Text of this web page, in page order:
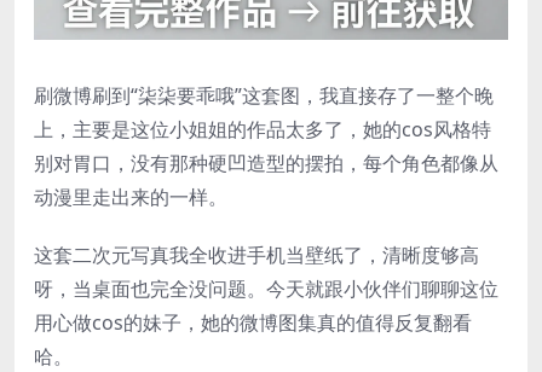
刷微博刷到“柒柒要乖哦”这套图，我直接存了一整个晚
上，主要是这位小姐姐的作品太多了，她的cos风格特
别对胃口，没有那种硬凹造型的摆拍，每个角色都像从
动漫里走出来的一样。
这套二次元写真我全收进手机当壁纸了，清晰度够高
呀，当桌面也完全没问题。今天就跟小伙伴们聊聊这位
用心做cos的妹子，她的微博图集真的值得反复翻看
哈。